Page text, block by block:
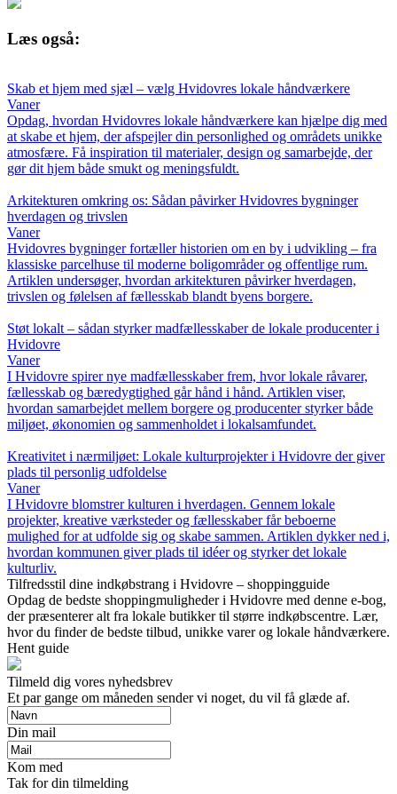
Læs også:
Skab et hjem med sjæl – vælg Hvidovres lokale håndværkere
Vaner
Opdag, hvordan Hvidovres lokale håndværkere kan hjælpe dig med
at skabe et hjem, der afspejler din personlighed og områdets unikke
atmosfære. Få inspiration til materialer, design og samarbejde, der
gør dit hjem både smukt og meningsfuldt.
Arkitekturen omkring os: Sådan påvirker Hvidovres bygninger
hverdagen og trivslen
Vaner
Hvidovres bygninger fortæller historien om en by i udvikling – fra
klassiske parcelhuse til moderne boligområder og offentlige rum.
Artiklen undersøger, hvordan arkitekturen påvirker hverdagen,
trivslen og følelsen af fællesskab blandt byens borgere.
Støt lokalt – sådan styrker madfællesskaber de lokale producenter i
Hvidovre
Vaner
I Hvidovre spirer nye madfællesskaber frem, hvor lokale råvarer,
fællesskab og bæredygtighed går hånd i hånd. Artiklen viser,
hvordan samarbejdet mellem borgere og producenter styrker både
miljøet, økonomien og sammenholdet i lokalsamfundet.
Kreativitet i nærmiljøet: Lokale kulturprojekter i Hvidovre der giver
plads til personlig udfoldelse
Vaner
I Hvidovre blomstrer kulturen i hverdagen. Gennem lokale
projekter, kreative værksteder og fællesskaber får beboerne
mulighed for at udfolde sig og skabe sammen. Artiklen dykker ned i,
hvordan kommunen giver plads til idéer og styrker det lokale
kulturliv.
Tilfredsstil dine indkøbstrang i Hvidovre – shoppingguide
Opdag de bedste shoppingmuligheder i Hvidovre med denne e-bog,
der præsenterer alt fra lokale butikker til større indkøbscentre. Lær,
hvor du finder de bedste tilbud, unikke varer og lokale håndværkere.
Hent guide
Tilmeld dig vores nyhedsbrev
Et par gange om måneden sender vi noget, du vil få glæde af.
Din mail
Kom med
Tak for din tilmelding